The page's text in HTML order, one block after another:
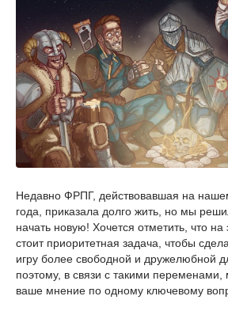
Недавно ФРПГ, действовавшая на
года, приказала долго жить, но мы
начать новую! Хочется отметить, что
стоит приоритетная задача, чтобы
игру более свободной и дружелюбной
поэтому, в связи с такими переменами,
ваше мнение по одному ключевому